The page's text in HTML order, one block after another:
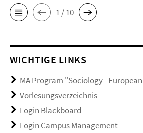
1 / 10
WICHTIGE LINKS
MA Program "Sociology -
Vorlesungsverzeichnis
Login Blackboard
Login Campus Management